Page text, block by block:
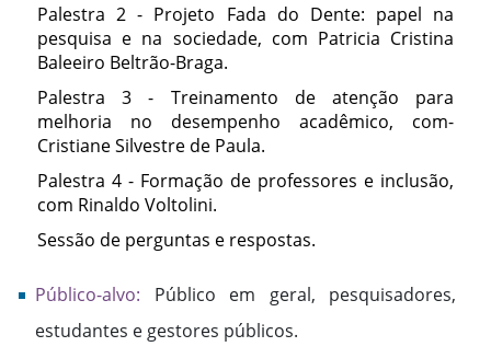
Palestra 2 - Projeto Fada do Dente: papel na
pesquisa e na sociedade, com Patricia Cristina
Baleeiro Beltrão-Braga.
Palestra 3 - Treinamento de atenção para
melhoria no desempenho acadêmico, com-
Cristiane Silvestre de Paula.
Palestra 4 - Formação de professores e inclusão,
com Rinaldo Voltolini.
Sessão de perguntas e respostas.
Público-alvo: Público em geral, pesquisadores,
estudantes e gestores públicos.